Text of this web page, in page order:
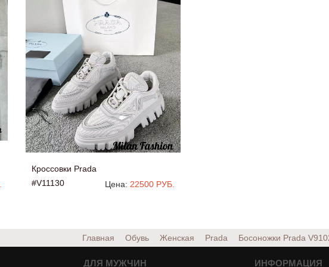
Кроссовки Prada
#V11130
Цена: 22500 РУБ.
Главная Обувь Женская Prada Босоножки Prada
ДЛЯ МУЖЧИН ИНФОРМАЦИЯ